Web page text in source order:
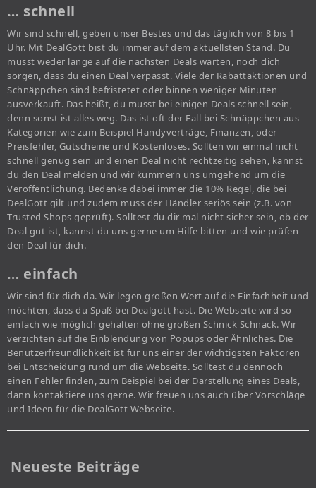
… schnell
Wir sind schnell, geben unser Bestes und das täglich von 8 bis 1
Uhr. Mit DealGott bist du immer auf dem aktuellsten Stand. Du
musst weder lange auf die nächsten Deals warten, noch dich
sorgen, dass du einen Deal verpasst. Viele der Rabattaktionen und
Schnäppchen sind befristetet oder binnen weniger Minuten
ausverkauft. Das heißt, du musst bei einigen Deals schnell sein,
denn sonst ist alles weg. Das ist oft der Fall bei Schnäppchen aus
Kategorien wie zum Beispiel Handyverträge, Finanzen, oder
Preisfehler, Gutscheine und Kostenloses. Sollten wir einmal nicht
schnell genug sein und einen Deal nicht rechtzeitig sehen, kannst
du den Deal melden und wir kümmern uns umgehend um die
Veröffentlichung. Bedenke dabei immer die 10% Regel, die bei
DealGott gilt und zudem muss der Händler seriös sein (z.B. von
Trusted Shops geprüft). Solltest du dir mal nicht sicher sein, ob der
Deal gut ist, kannst du uns gerne um Hilfe bitten und wie prüfen
den Deal für dich.
… einfach
Wir sind für dich da. Wir legen großen Wert auf die Einfachheit und
möchten, dass du Spaß bei Dealgott hast. Die Webseite wird so
einfach wie möglich gehalten ohne großen Schnick Schnack. Wir
verzichten auf die Einblendung von Popups oder Ähnliches. Die
Benutzerfreundlichkeit ist für uns einer der wichtigsten Faktoren
bei Entscheidung rund um die Webseite. Solltest du dennoch
einen Fehler finden, zum Beispiel bei der Darstellung eines Deals,
dann kontaktiere uns gerne. Wir freuen uns auch über Vorschläge
und Ideen für die DealGott Webseite.
Neueste Beiträge